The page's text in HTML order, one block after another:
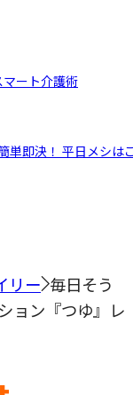
ート介護術
単即決！ 平日メシは
リー 毎日そう
ョン『つゆ』レ